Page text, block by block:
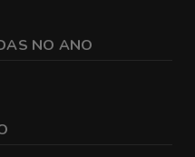
NO ANO